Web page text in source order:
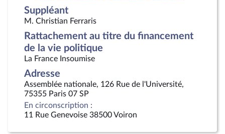
Suppléant
M. Christian Ferraris
Rattachement au titre du financement
de la vie politique
La France Insoumise
Adresse
Assemblée nationale, 126 Rue de l'Université,
75355 Paris 07 SP
En circonscription :
11 Rue Genevoise 38500 Voiron